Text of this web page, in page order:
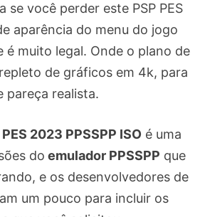
se você perder este PSP PES
aparência do menu do jogo
é muito legal. Onde o plano de
de gráficos em 4k, para
pareça realista.
PES 2023 PPSSPP ISO é uma
do emulador PPSSPP que
e os desenvolvedores de
um pouco para incluir os